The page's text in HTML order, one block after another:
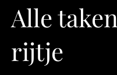
Alle
rijtje